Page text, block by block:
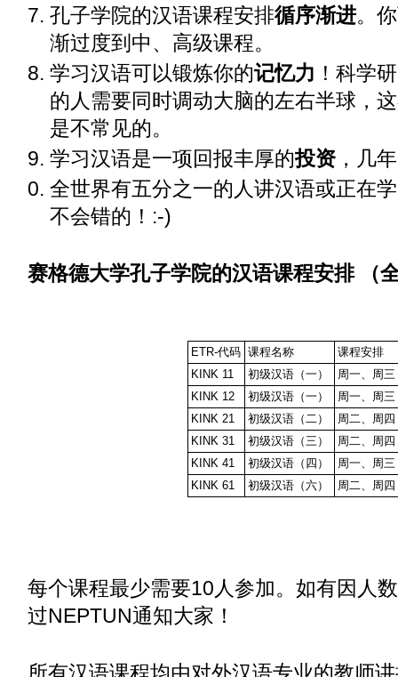
孔子学院的汉语课程安排循序渐进。
渐过度到中、高级课程。
学习汉语可以锻炼你的记忆力 ！科学
的人需要同时调动大脑的左右半球，
是不常见的。
学习汉语是一项回报丰厚的投资，几
全世界有五分之一的人讲汉语或正在
不会错的！:-)
赛格德大学孔子学院的汉语课程安排 （
ETR-代码 课程名称
课程安排
KINK 11
初级汉语（一）
周一、周三
KINK 12
初级汉语（一）
周一、周三
KINK 21
初级汉语（二）
周二、周四
KINK 31
初级汉语（三）
周二、周四
KINK 41
初级汉语（四）
周一、周三
KINK 61
初级汉语（六） 周二、周四
每个课程最少需要10人参加。如有因人
过NEPTUN通知大家！